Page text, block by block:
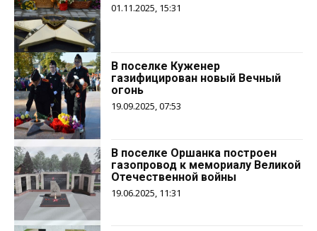
01.11.2025, 15:31
В поселке Куженер
газифицирован новый Вечный
огонь
19.09.2025, 07:53
В поселке Оршанка построен
газопровод к мемориалу Великой
Отечественной войны
19.06.2025, 11:31